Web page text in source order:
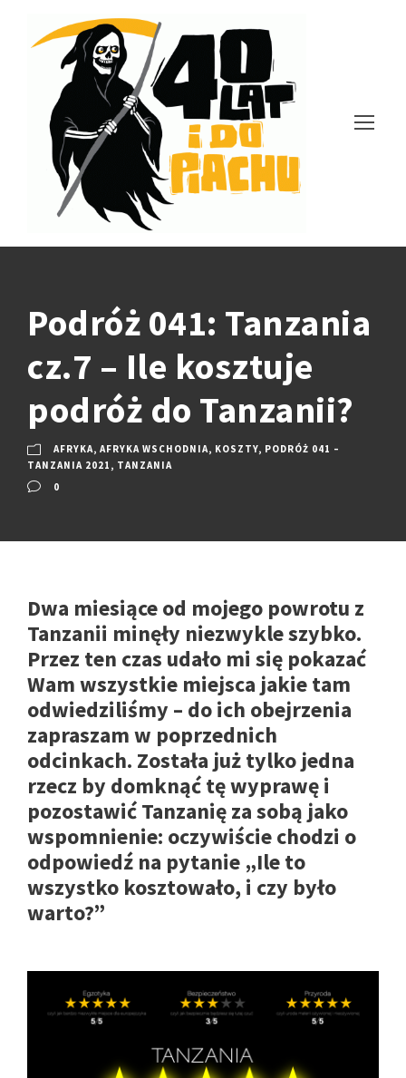
Podróż 041: Tanzania
cz.7 – Ile kosztuje
podróż do Tanzanii?
AFRYKA, AFRYKA WSCHODNIA, KOSZTY, PODRÓŻ 041 –
TANZANIA 2021 , TANZANIA
0
Dwa miesiące od mojego powrotu z
Tanzanii minęły niezwykle szybko.
Przez ten czas udało mi się pokazać
Wam wszystkie miejsca jakie tam
odwiedziliśmy – do ich obejrzenia
zapraszam w poprzednich
odcinkach. Została już tylko jedna
rzecz by domknąć tę wyprawę i
pozostawić Tanzanię za sobą jako
wspomnienie: oczywiście chodzi o
odpowiedź na pytanie „Ile to
wszystko kosztowało, i czy było
warto?”